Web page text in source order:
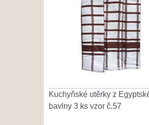
Kuchyňské utěrky z
bavlny 3 ks vzor č.57